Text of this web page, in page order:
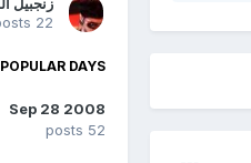
22 posts
POPULAR DAYS
Sep 28 2008
52 posts